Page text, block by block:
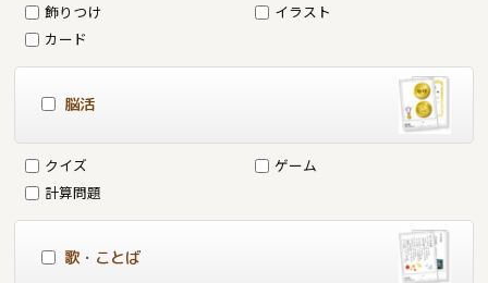
飾りつけ
イラスト
カード
脳活
クイズ
ゲーム
計算問題
歌・ことば